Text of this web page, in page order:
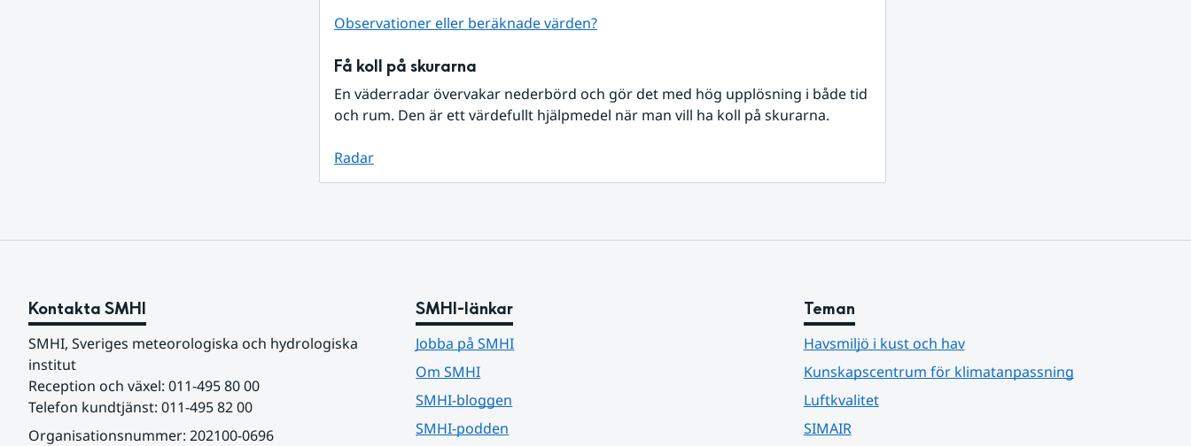
Observationer eller beräknade värden?
Få koll på skurarna
En väderradar övervakar nederbörd och gör det med hög upplösning i både tid
och rum. Den är ett värdefullt hjälpmedel när man vill ha koll på skurarna.
Radar
Kontakta SMHI
SMHI, Sveriges meteorologiska och hydrologiska
institut
Reception och växel: 011-495 80 00
Telefon kundtjänst: 011-495 82 00
Organisationsnummer: 202100-0696
SMHI-länkar
Jobba på SMHI
Om SMHI
SMHI-bloggen
SMHI-podden
Teman
Havsmiljö i kust och hav
Kunskapscentrum för klimatanpassning
Luftkvalitet
SIMAIR